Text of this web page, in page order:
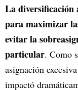
La diversificación
para maximizar
evitar la
particular. Como
asignación
impactó